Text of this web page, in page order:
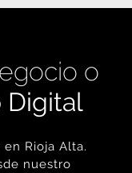
o
Digital
Rioja Alta.
nuestro